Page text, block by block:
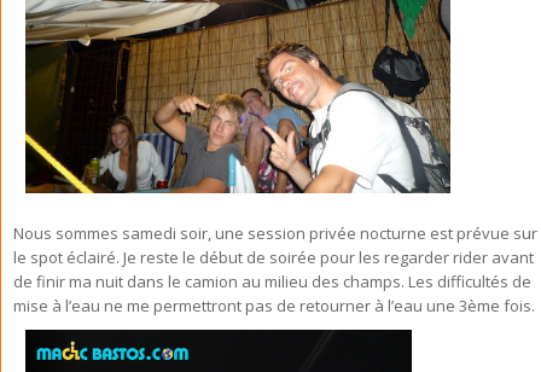
Nous sommes samedi soir, une session privée nocturne est prévue sur
le spot éclairé. Je reste le début de soirée pour les regarder rider avant
de finir ma nuit dans le camion au milieu des champs. Les difficultés de
mise à l’eau ne me permettront pas de retourner à l’eau une 3ème fois.